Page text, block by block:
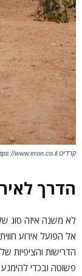
קרדיט https://www.eron.co.il
הדרך
לא משנה איזה סוג
אל הפועל אירוע
הדרישות והציפיות
פשוטה ובכדי